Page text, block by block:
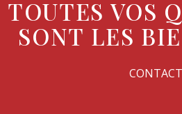
TOUTES VOS
SONT LES
CONTACT